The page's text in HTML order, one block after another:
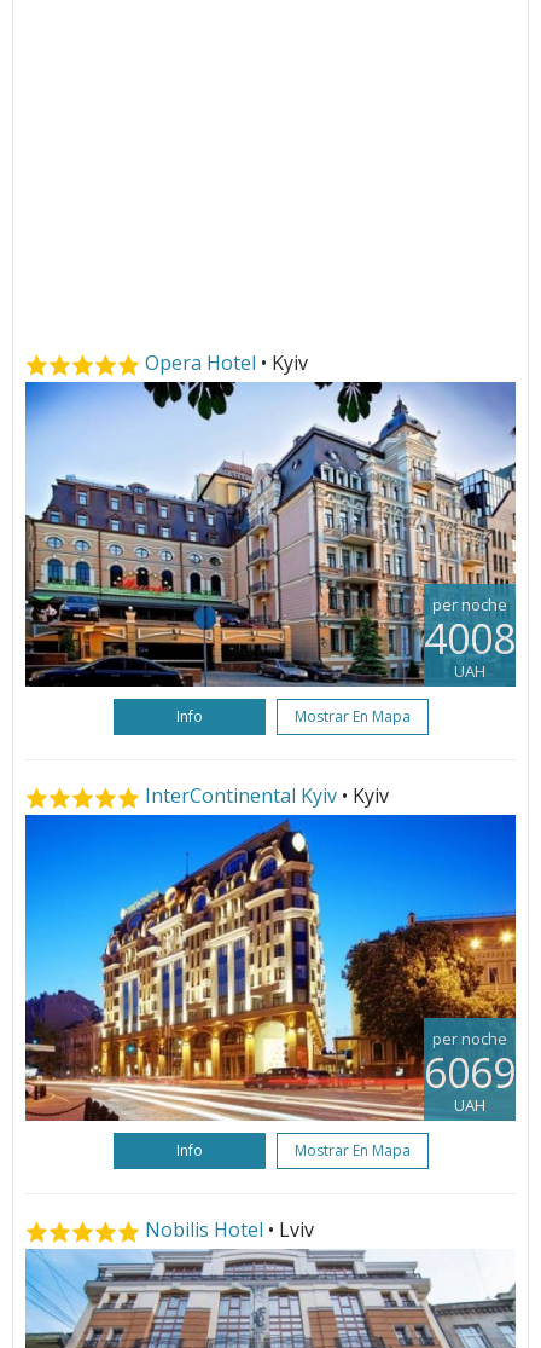
Opera Hotel • Kyiv
per noche
4008
UAH
Info Mostrar En Mapa
InterContinental Kyiv • Kyiv
per noche
6069
UAH
Info Mostrar En Mapa
Nobilis Hotel • Lviv